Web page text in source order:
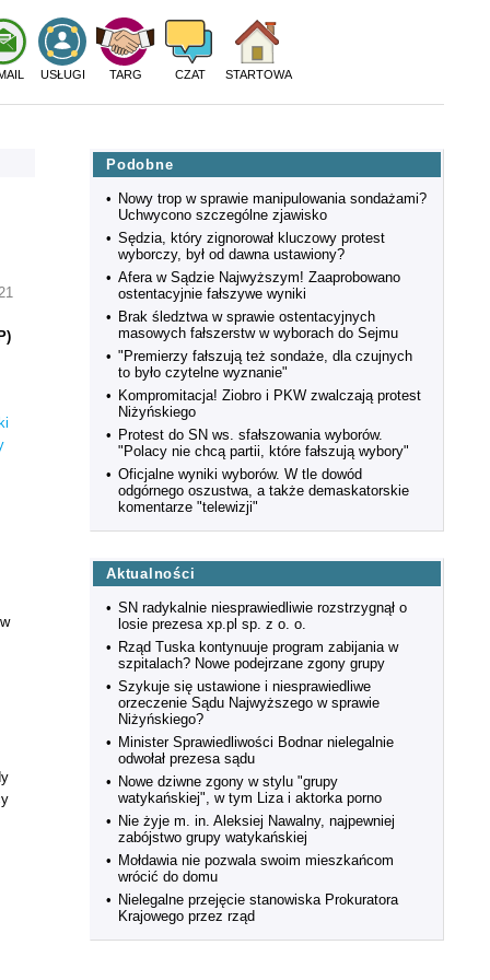
USŁUGI TARG CZAT STARTOWA
Podobne
• Nowy trop w sprawie manipulowania sondażami?
Uchwycono szczególne zjawisko
• Sędzia, który zignorował kluczowy protest
wyborczy, był od dawna ustawiony?
• Afera w Sądzie Najwyższym! Zaaprobowano
ostentacyjnie fałszywe wyniki
• Brak śledztwa w sprawie ostentacyjnych
masowych fałszerstw w wyborach do Sejmu
• "Premierzy fałszują też sondaże, dla czujnych
to było czytelne wyznanie"
• Kompromitacja! Ziobro i PKW zwalczają protest
Niżyńskiego
• Protest do SN ws. sfałszowania wyborów.
"Polacy nie chcą partii, które fałszują wybory"
• Oficjalne wyniki wyborów. W tle dowód
odgórnego oszustwa, a także demaskatorskie
komentarze "telewizji"
Aktualności
• SN radykalnie niesprawiedliwie rozstrzygnął o
losie prezesa xp.pl sp. z o. o.
• Rząd Tuska kontynuuje program zabijania w
szpitalach? Nowe podejrzane zgony grupy
• Szykuje się ustawione i niesprawiedliwe
orzeczenie Sądu Najwyższego w sprawie
Niżyńskiego?
• Minister Sprawiedliwości Bodnar nielegalnie
odwołał prezesa sądu
• Nowe dziwne zgony w stylu "grupy
watykańskiej", w tym Liza i aktorka porno
• Nie żyje m. in. Aleksiej Nawalny, najpewniej
zabójstwo grupy watykańskiej
• Mołdawia nie pozwala swoim mieszkańcom
wrócić do domu
• Nielegalne przejęcie stanowiska Prokuratora
Krajowego przez rząd